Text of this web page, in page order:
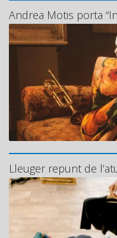
Andrea Motis porta
Lleuger repunt de